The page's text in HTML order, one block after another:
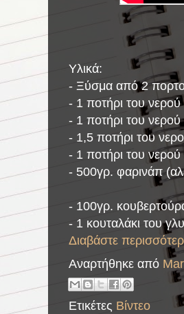
Υλικά:
- Ξύσμα από 2
- 1 ποτήρι του
- 1 ποτήρι του
- 1,5 ποτήρι του
- 1 ποτήρι του
- 500γρ. φαρινάπ
- 100γρ.
- 1 κουταλάκι του
Διαβάστε
Αναρτήθηκε από
Ετικέτες Βίντεο